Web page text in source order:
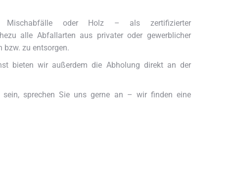
Mischabfälle oder Holz – als zertifizierter
alle Abfallarten aus privater oder gewerblicher
bzw. zu entsorgen.
bieten wir außerdem die Abholung direkt an der
sprechen Sie uns gerne an – wir finden eine